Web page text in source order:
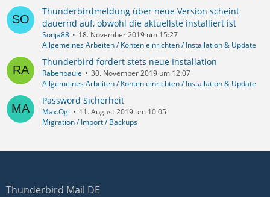
Thunderbirdmeldung über neue Version scheint
dauernd auf, obwohl die aktuellste installiert ist
Sonja88
18. November 2019 um 15:27
Allgemeines Arbeiten / Konten einrichten / Installation & Update
Thunderbird fordert stets neue Installation
Rabenpaule
30. November 2019 um 12:07
Allgemeines Arbeiten / Konten einrichten / Installation & Update
Password Sicherheit
Max.Ogi
11. August 2019 um 10:05
Migration / Import / Backups
Thunderbird Mail DE